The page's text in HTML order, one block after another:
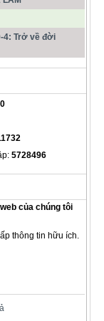
4: Trở về đời
5728496
của chúng tôi
thông tin hữu ích.